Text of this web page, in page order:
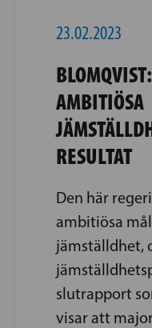
23.02.2023
AMBITIÖSA
RESULTAT
Den här
ambitiösa
jämställdhet,
slutrapport
visar att